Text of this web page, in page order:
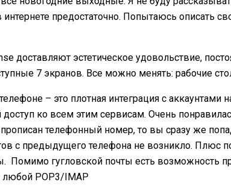
предостаточно. Попытаюсь описать
доставляют эстетическое удовольствие,
7 экранов. Все можно менять: рабочие
– это плотная интеграция с аккаунтами
ко всем этим сервисам. Очень
телефонный номер, то вы сразу же
с предыдущего телефона не возникло. Плюс
Помимо гугловской почты есть возможность
любой POP3/IMAP